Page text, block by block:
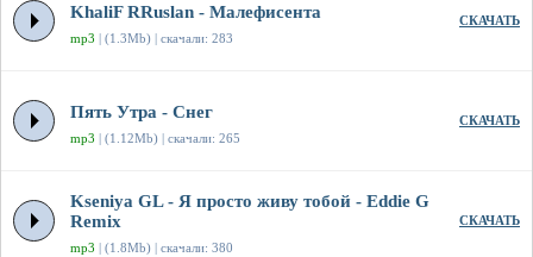
KhaliF RRuslan - Малефисента
mp3 | (1.3Mb) | скачали: 283
СКАЧАТЬ
Пять Утра - Снег
mp3 | (1.12Mb) | скачали: 265
СКАЧАТЬ
Kseniya GL - Я просто живу тобой - Eddie G
Remix
mp3 | (1.8Mb) | скачали: 380
СКАЧАТЬ